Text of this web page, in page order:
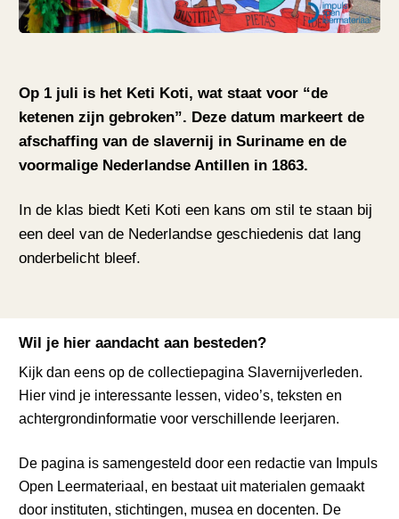
Op 1 juli is het Keti Koti, wat staat voor “de
ketenen zijn gebroken”. Deze datum markeert de
afschaffing van de slavernij in Suriname en de
voormalige Nederlandse Antillen in 1863.
In de klas biedt Keti Koti een kans om stil te staan bij
een deel van de Nederlandse geschiedenis dat lang
onderbelicht bleef.
Wil je hier aandacht aan besteden?
Kijk dan eens op de collectiepagina Slavernijverleden.
Hier vind je interessante lessen, video’s, teksten en
achtergrondinformatie voor verschillende leerjaren.
De pagina is samengesteld door een redactie van Impuls
Open Leermateriaal, en bestaat uit materialen gemaakt
door instituten, stichtingen, musea en docenten. De